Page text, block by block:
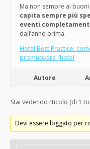
Ma non sempre ai
capita sempre più
eventi
dall’anno prima.
Hotel Best Practice:
promuovere l’hotel
Autore
Stai vedendo rticolo (di 1
Devi essere loggato per